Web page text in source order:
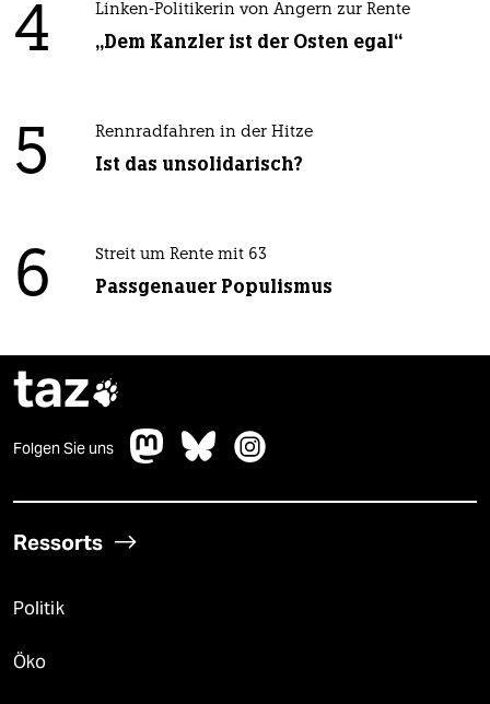
4 Linken-Politikerin von Angern zur Rente
„Dem Kanzler ist der Osten egal“
5 Rennradfahren in der Hitze
Ist das unsolidarisch?
6 Streit um Rente mit 63
Passgenauer Populismus
taz
Folgen Sie uns
Ressorts
Politik
Öko